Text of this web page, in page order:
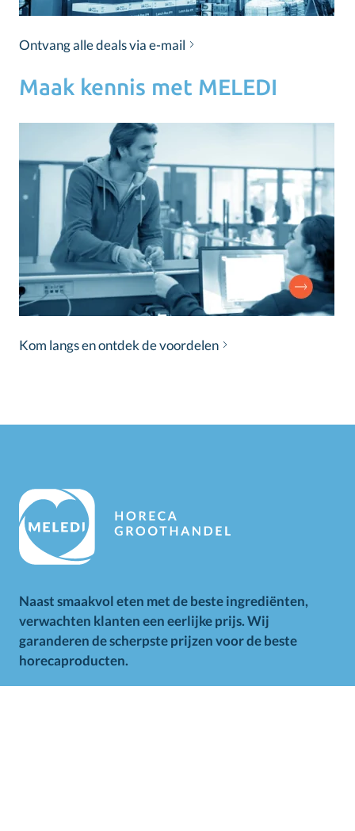
Ontvang alle deals via e-mail
Maak kennis met MELEDI
Kom langs en ontdek de voordelen
Naast smaakvol eten met de beste ingrediënten,
verwachten klanten een eerlijke prijs. Wij
garanderen de scherpste prijzen voor de beste
horecaproducten.